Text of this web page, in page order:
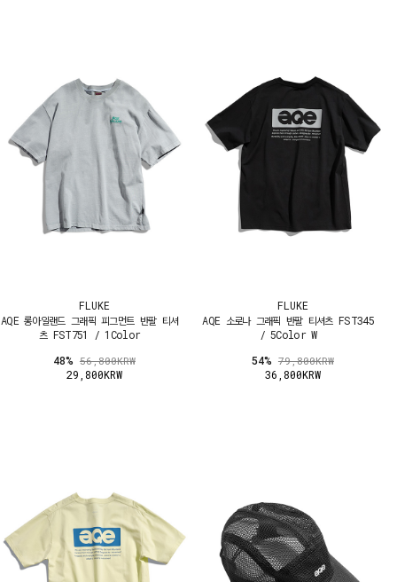
FLUKE
AQE 롱아일랜드 그래픽 피그먼트 반팔 티셔
츠 FST751 / 1Color
48% 56,800KRW
29,800KRW
FLUKE
AQE 소로나 그래픽 반팔 티셔츠 FST345
/ 5Color W
54% 79,800KRW
36,800KRW